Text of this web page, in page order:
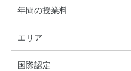
年間の授業料
エリア
国際認定